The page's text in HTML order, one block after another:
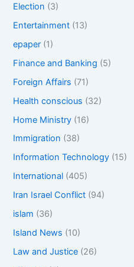
Election (3)
Entertainment (13)
epaper (1)
Finance and Banking (5)
Foreign Affairs (71)
Health conscious (32)
Home Ministry (16)
Immigration (38)
Information Technology (15)
International (405)
Iran Israel Conflict (94)
islam (36)
Island News (10)
Law and Justice (26)